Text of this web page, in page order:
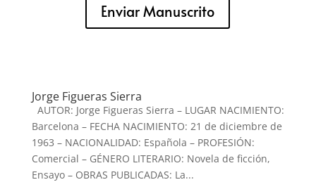
Enviar Manuscrito
Jorge Figueras Sierra
AUTOR: Jorge Figueras Sierra – LUGAR NACIMIENTO:
Barcelona – FECHA NACIMIENTO: 21 de diciembre de
1963 – NACIONALIDAD: Española – PROFESIÓN:
Comercial – GÉNERO LITERARIO: Novela de ficción,
Ensayo – OBRAS PUBLICADAS: La...